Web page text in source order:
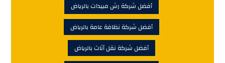
أفضل شركة رش مبيدات بالرياض
أفضل شركة نظافة عامة بالرياض
أفضل شركة نقل أثاث بالرياض